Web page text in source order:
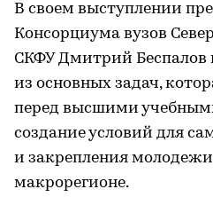
В своем выступлении
Консорциума вузов
СКФУ Дмитрий Беспалов
из основных задач,
перед высшими
создание условий для
и закрепления
макрорегионе.